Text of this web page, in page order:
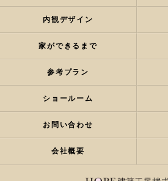
内観デザイン
家ができるまで
参考プラン
ショールーム
お問い合わせ
会社概要